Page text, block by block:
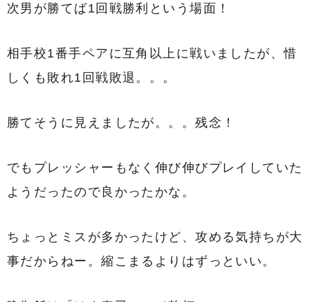
次男が勝てば1回戦勝利という場面！
相手校1番手ペアに互角以上に戦いましたが、惜
しくも敗れ1回戦敗退。。。
勝てそうに見えましたが。。。残念！
でもプレッシャーもなく伸び伸びプレイしていた
ようだったので良かったかな。
ちょっとミスが多かったけど、攻める気持ちが大
事だからねー。縮こまるよりはずっといい。